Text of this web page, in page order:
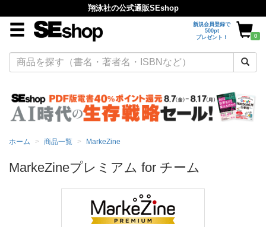
翔泳社の公式通販SEshop
新規会員登録で
500pt
プレゼント！
0
ホーム 商品一覧 MarkeZine
MarkeZineプレミアム for チーム